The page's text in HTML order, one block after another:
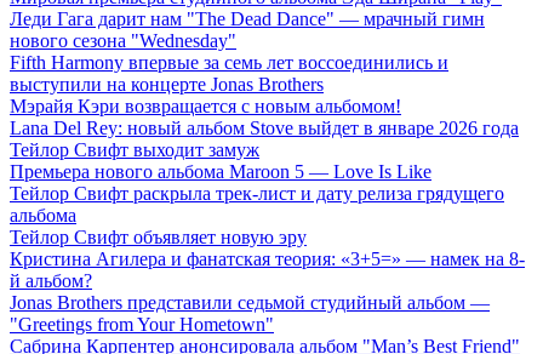
Леди Гага дарит нам "The Dead Dance" — мрачный гимн
нового сезона "Wednesday"
Fifth Harmony впервые за семь лет воссоединились и
выступили на концерте Jonas Brothers
Мэрайя Кэри возвращается с новым альбомом!
Lana Del Rey: новый альбом Stove выйдет в январе 2026 года
Тейлор Свифт выходит замуж
Премьера нового альбома Maroon 5 — Love Is Like
Тейлор Свифт раскрыла трек-лист и дату релиза грядущего
альбома
Тейлор Свифт объявляет новую эру
Кристина Агилера и фанатская теория: «3+5=» — намек на 8-
й альбом?
Jonas Brothers представили седьмой студийный альбом —
"Greetings from Your Hometown"
Сабрина Карпентер анонсировала альбом "Man’s Best Friend"